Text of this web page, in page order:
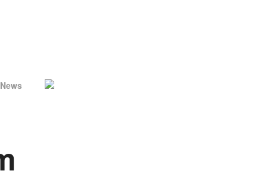
News